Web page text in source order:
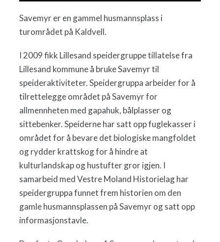
Savemyr er en gammel husmannsplass i
turområdet på Kaldvell.
I 2009 fikk Lillesand speidergruppe tillatelse fra
Lillesand kommune å bruke Savemyr til
speideraktiviteter. Speidergruppa arbeider for å
tilrettelegge området på Savemyr for
allmennheten med gapahuk, bålplasser og
sittebenker. Speiderne har satt opp fuglekasser i
området for å bevare det biologiske mangfoldet
og rydder krattskog for å hindre at
kulturlandskap og hustufter gror igjen. I
samarbeid med Vestre Moland Historielag har
speidergruppa funnet frem historien om den
gamle husmannsplassen på Savemyr og satt opp
informasjonstavle.